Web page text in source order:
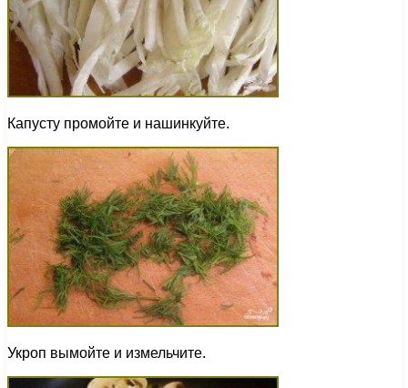
Капусту промойте и нашинкуйте.
Укроп вымойте и измельчите.